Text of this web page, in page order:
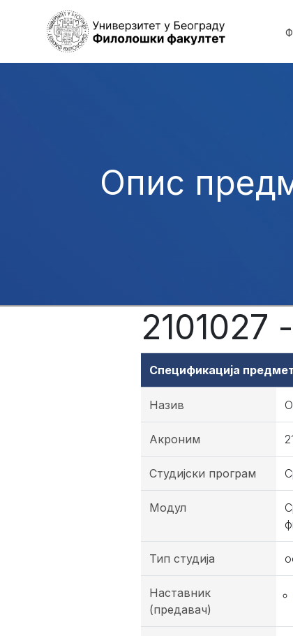
Опис
2101027
Спецификација
Назив
Акроним
Студијски програм
Модул
Тип студија
Наставник
(предавач)